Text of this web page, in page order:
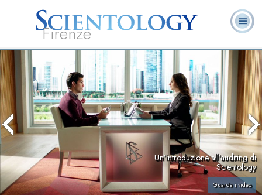
Firenze
Fondatore
Che cos’è
Scientology?
Ministri
Volontari
Libri
Un’introduzione all’auditing di
Scientology
Guarda i video